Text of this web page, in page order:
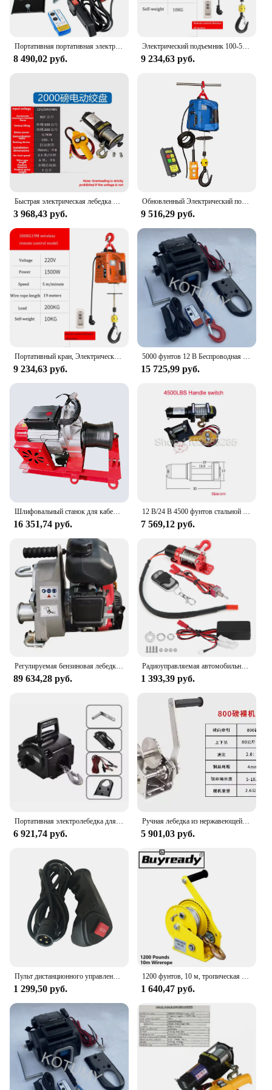
8 490,02 руб.
Электрический подъемник 100-500 кг, портативная электрическая ручная лебедка, Тяговый блок, Электрический стальной трос, подъемный подъемник, буксировочный трос
9 234,63 руб.
3 968,43 руб.
Обновленный Электрический подъемник 220 В/110 В, портативная ручная Тяговая Лебедка, Электрический стальной трос, подъемный подъемник, буксировочный трос
9 516,29 руб.
9 234,63 руб. 15 725,99 руб.
16 351,74 руб. 7 569,12 руб.
Регулируемая бензиновая лебедка, портативный бензиновый двигатель, управляемый проволочным тросом
89 634,28 руб.
Радиоуправляемая автомобильная лебедка 1/10 Масштаб RC Модель автомобиля Гусеничный автомобильный аксессуар Металлическая лебедка с пультом дистанционного управления RC Аксессуар RC Гусеничная лебедка
1 393,39 руб.
Портативная электролебедка для морской яхты, 12 В
6 921,74 руб.
Ручная лебедка из нержавеющей стали 2600 фунтов, ручная лебедка с приводом, двунаправленная самоблокирующаяся лебедка
5 901,03 руб.
Пульт дистанционного управления для автомобильной лебедки, электрический универсальный переключатель управления длиной 1,5 м с кабелем, замена модификации автомобиля
1 299,50 руб.
1200 фунтов, 10 м, тропическая лебедка с ручным управлением, ручная тяговая лебедка, кран, двунаправленная самоблокирующаяся маленькая портативная лебедка
1 640,47 руб.